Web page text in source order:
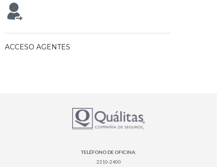
ACCESO AGENTES
TELÉFONO DE OFICINA:
2210-2400